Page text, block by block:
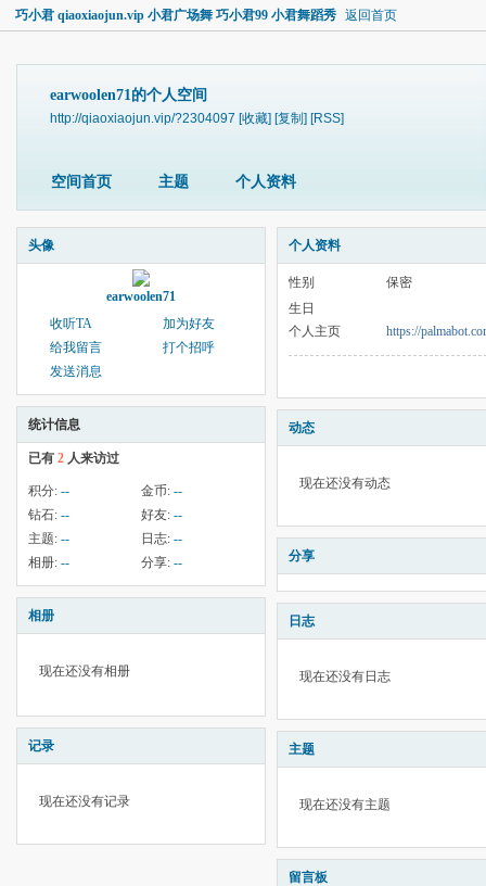
巧小君 qiaoxiaojun.vip 小君广场舞 巧小君99 小君舞蹈秀 返回首页
earwoolen71的个人空间
http://qiaoxiaojun.vip/?2304097 [收藏] [复制] [RSS]
空间首页 主题 个人资料
头像
earwoolen71
收听TA
加为好友
给我留言
打个招呼
发送消息
统计信息
已有 2 人来访过
积分: -- 金币: --
钻石: -- 好友: --
主题: -- 日志: --
相册: -- 分享: --
相册
现在还没有相册
记录
现在还没有记录
个人资料
性别
保密
生日
个人主页
https://
动态
现在还没有动态
分享
日志
现在还没有日志
主题
现在还没有主题
留言板